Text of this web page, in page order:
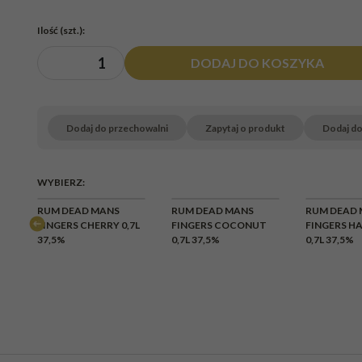
Ilość (szt.):
DODAJ DO KOSZYKA
Dodaj do przechowalni Zapytaj o produkt Dodaj
WYBIERZ:
RUM DEAD MANS
FINGERS CHERRY 0,7L
37,5%
RUM DEAD MANS
FINGERS COCONUT
0,7L 37,5%
RUM DEAD
FINGERS
0,7L 37,5%